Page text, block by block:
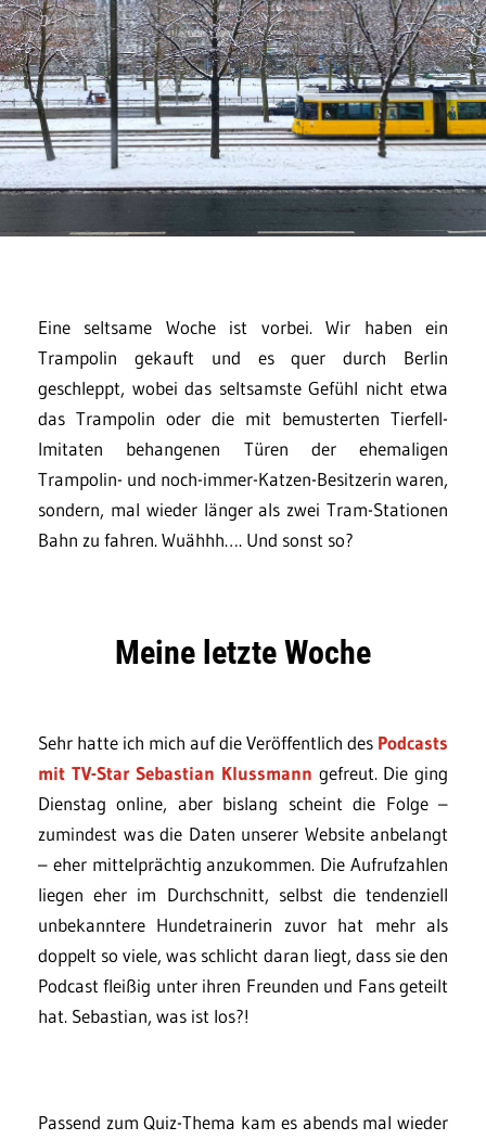
Eine seltsame Woche ist vorbei. Wir haben ein
Trampolin gekauft und es quer durch Berlin
geschleppt, wobei das seltsamste Gefühl nicht etwa
das Trampolin oder die mit bemusterten Tierfell-
Imitaten behangenen Türen der ehemaligen
Trampolin- und noch-immer-Katzen-Besitzerin waren,
sondern, mal wieder länger als zwei Tram-Stationen
Bahn zu fahren. Wuähhh…. Und sonst so?
Meine letzte Woche
Sehr hatte ich mich auf die Veröffentlich des Podcasts
mit TV-Star Sebastian Klussmann gefreut. Die ging
Dienstag online, aber bislang scheint die Folge –
zumindest was die Daten unserer Website anbelangt
– eher mittelprächtig anzukommen. Die Aufrufzahlen
liegen eher im Durchschnitt, selbst die tendenziell
unbekanntere Hundetrainerin zuvor hat mehr als
doppelt so viele, was schlicht daran liegt, dass sie den
Podcast fleißig unter ihren Freunden und Fans geteilt
hat. Sebastian, was ist los?!
Passend zum Quiz-Thema kam es abends mal wieder